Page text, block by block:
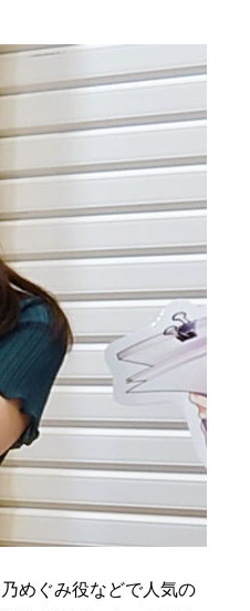
めぐみ役などで人気の